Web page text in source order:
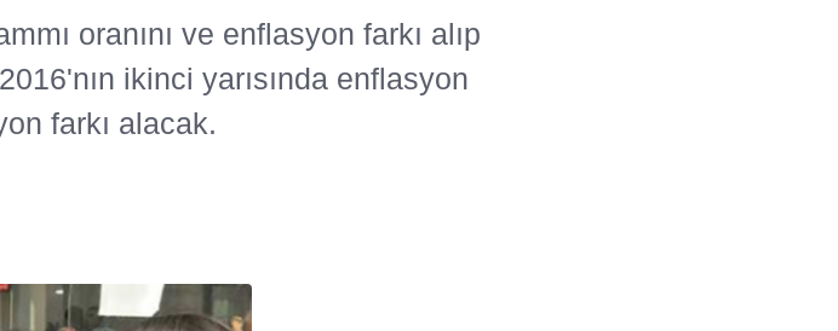
oranını ve enflasyon farkı alıp
ikinci yarısında enflasyon
farkı alacak.